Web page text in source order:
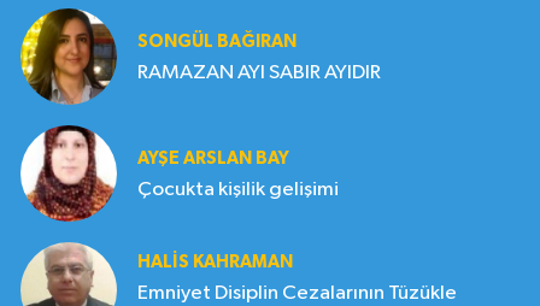
SONGÜL BAĞIRAN
RAMAZAN AYI SABIR AYIDIR
AYŞE ARSLAN BAY
Çocukta kişilik gelişimi
HALIS KAHRAMAN
Emniyet Disiplin Cezalarının Tüzükle